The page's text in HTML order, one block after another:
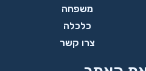
משפחה
כלכלה
צרו קשר